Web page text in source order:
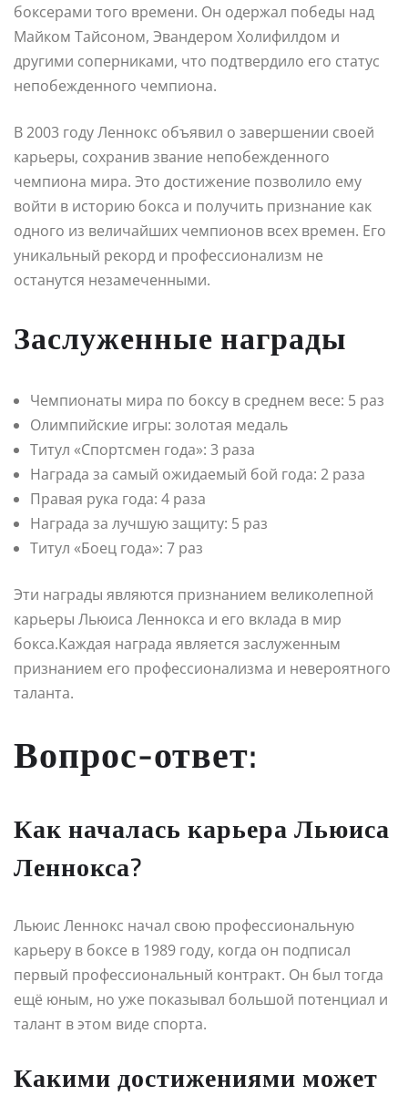
боксерами того времени. Он одержал победы над
Майком Тайсоном, Эвандером Холифилдом и
другими соперниками, что подтвердило его статус
непобежденного чемпиона.
В 2003 году Леннокс объявил о завершении своей
карьеры, сохранив звание непобежденного
чемпиона мира. Это достижение позволило ему
войти в историю бокса и получить признание как
одного из величайших чемпионов всех времен. Его
уникальный рекорд и профессионализм не
останутся незамеченными.
Заслуженные награды
Чемпионаты мира по боксу в среднем весе: 5 раз
Олимпийские игры: золотая медаль
Титул «Спортсмен года»: 3 раза
Награда за самый ожидаемый бой года: 2 раза
Правая рука года: 4 раза
Награда за лучшую защиту: 5 раз
Титул «Боец года»: 7 раз
Эти награды являются признанием великолепной
карьеры Льюиса Леннокса и его вклада в мир
бокса.Каждая награда является заслуженным
признанием его профессионализма и невероятного
таланта.
Вопрос-ответ:
Как началась карьера Льюиса
Леннокса?
Льюис Леннокс начал свою профессиональную
карьеру в боксе в 1989 году, когда он подписал
первый профессиональный контракт. Он был тогда
ещё юным, но уже показывал большой потенциал и
талант в этом виде спорта.
Какими достижениями может